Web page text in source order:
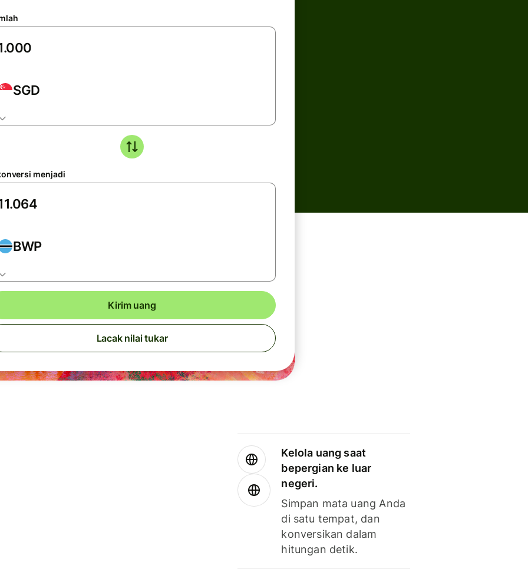
SGD
menjadi
BWP
Kirim uang
Lacak nilai tukar
Kelola uang saat
bepergian ke luar
negeri.
Simpan mata uang Anda
di satu tempat, dan
konversikan dalam
hitungan detik.